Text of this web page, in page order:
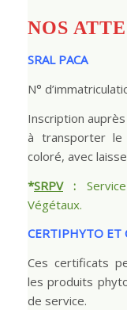
NOS
SRAL PACA
N°
Inscription auprès
à transporter le
coloré, avec
*SRPV:
Végétaux.
CERTIPHYTO ET
Ces certificats
les produits
de service.